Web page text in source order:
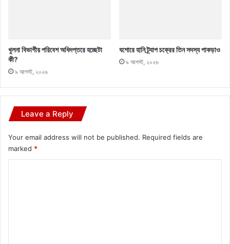
খুলনা বিভাগীয় পরিবেশ অধিদপ্তরে হচ্ছেটা
কী?
৯ আগস্ট, ২০২৬
যশোরে হানি ট্র্যাপ চক্রের তিন সদস্য পাকড়াও
৯ আগস্ট, ২০২৬
Leave a Reply
Your email address will not be published. Required fields are
marked *